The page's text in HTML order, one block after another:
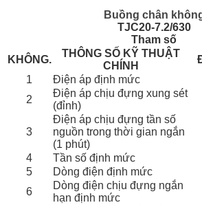
Buồng chân
TJC20-7.2/630
Tham số
KHÔNG.
THÔNG SỐ KỸ THUẬT
CHÍNH
1
Điện áp định mức
2
Điện áp chịu đựng xung sét
(đỉnh)
3
Điện áp chịu đựng tần số
nguồn trong thời gian ngắn
(1 phút)
4 Tần số định mức
5
Dòng điện định mức
6
Dòng điện chịu đựng ngắn
hạn định mức